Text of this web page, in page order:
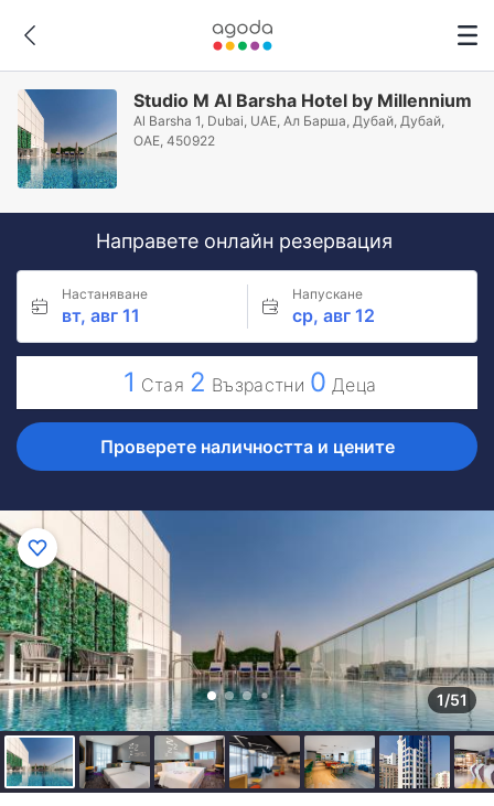
Studio M Al Barsha Hotel by Millennium
Al Barsha 1, Dubai, UAE, Ал Барша, Дубай, Дубай,
ОАЕ, 450922
Направете онлайн резервация
Настаняване
вт, авг 11
Напускане
ср, авг 12
1 Стая 2 Възрастни 0 Деца
Проверете наличността и цените
1/51